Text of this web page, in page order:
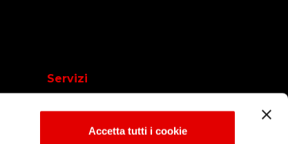
Accetta tutti i cookie
Servizi
System Integration
Automazione dei processi